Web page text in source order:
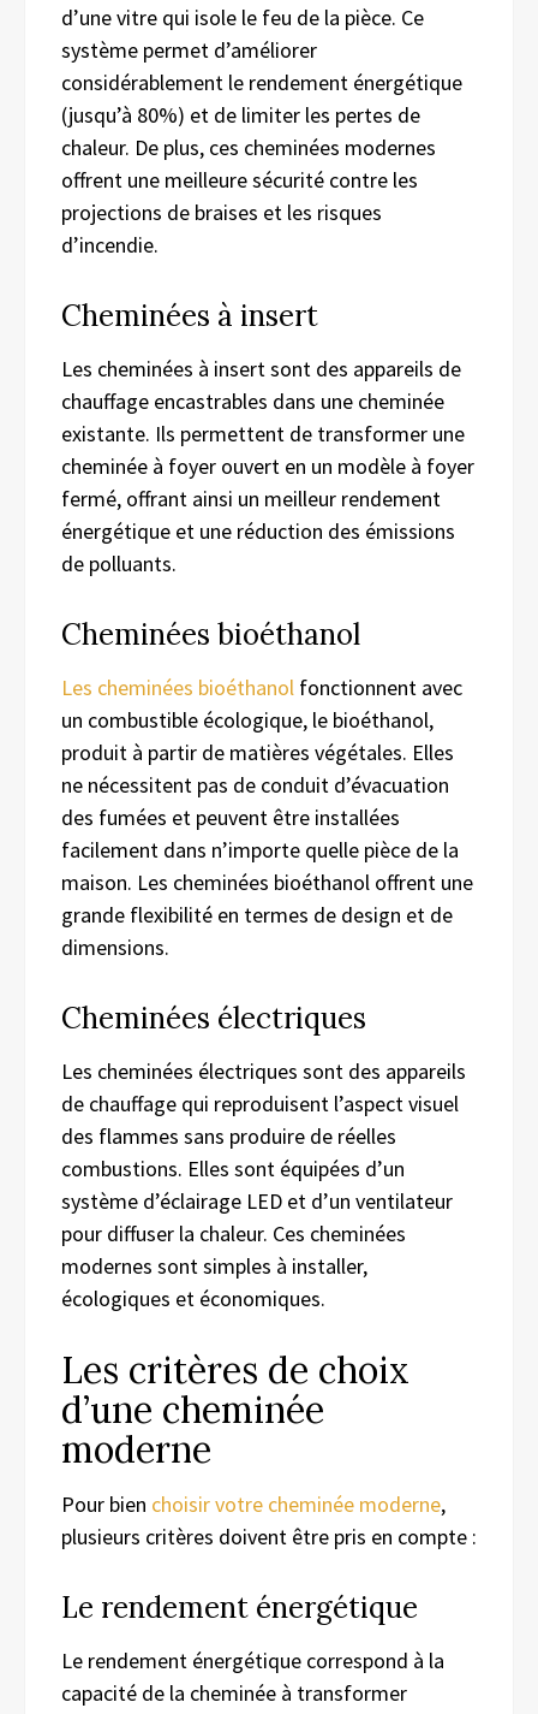
d’une vitre qui isole le feu de la pièce. Ce
système permet d’améliorer
considérablement le rendement énergétique
(jusqu’à 80%) et de limiter les pertes de
chaleur. De plus, ces cheminées modernes
offrent une meilleure sécurité contre les
projections de braises et les risques
d’incendie.
Cheminées à insert
Les cheminées à insert sont des appareils de
chauffage encastrables dans une cheminée
existante. Ils permettent de transformer une
cheminée à foyer ouvert en un modèle à foyer
fermé, offrant ainsi un meilleur rendement
énergétique et une réduction des émissions
de polluants.
Cheminées bioéthanol
Les cheminées bioéthanol fonctionnent avec
un combustible écologique, le bioéthanol,
produit à partir de matières végétales. Elles
ne nécessitent pas de conduit d’évacuation
des fumées et peuvent être installées
facilement dans n’importe quelle pièce de la
maison. Les cheminées bioéthanol offrent une
grande flexibilité en termes de design et de
dimensions.
Cheminées électriques
Les cheminées électriques sont des appareils
de chauffage qui reproduisent l’aspect visuel
des flammes sans produire de réelles
combustions. Elles sont équipées d’un
système d’éclairage LED et d’un ventilateur
pour diffuser la chaleur. Ces cheminées
modernes sont simples à installer,
écologiques et économiques.
Les critères de choix
d’une cheminée
moderne
Pour bien choisir votre cheminée moderne,
plusieurs critères doivent être pris en compte :
Le rendement énergétique
Le rendement énergétique correspond à la
capacité de la cheminée à transformer